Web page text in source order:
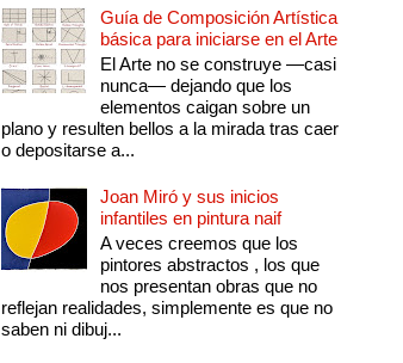
Guía de Composición Artística
básica para iniciarse en el Arte
El Arte no se construye —casi
nunca— dejando que los
elementos caigan sobre un
plano y resulten bellos a la mirada tras caer
o depositarse a...
Joan Miró y sus inicios
infantiles en pintura naif
A veces creemos que los
pintores abstractos , los que
nos presentan obras que no
reflejan realidades, simplemente es que no
saben ni dibuj...